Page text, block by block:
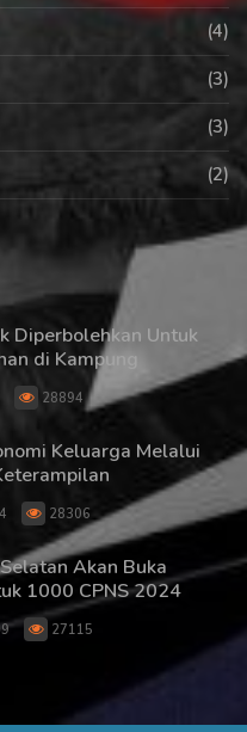
(4)
(3)
(3)
(2)
Diperbolehkan Untuk
di Kampung
28894
Keluarga Melalui
28306
Akan Buka
1000 CPNS 2024
27115